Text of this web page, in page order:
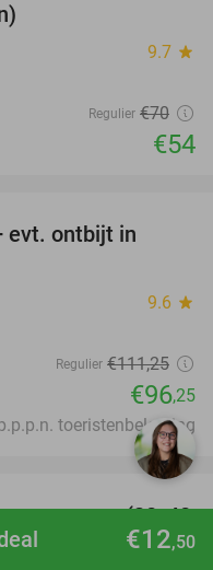
€12,50
9.7 star
Regulier €70
€54
evt. ontbijt in
9.6 star
Regulier €111,25
€96,25
toeristenbelasting
60%
favorite_border
(30, 40